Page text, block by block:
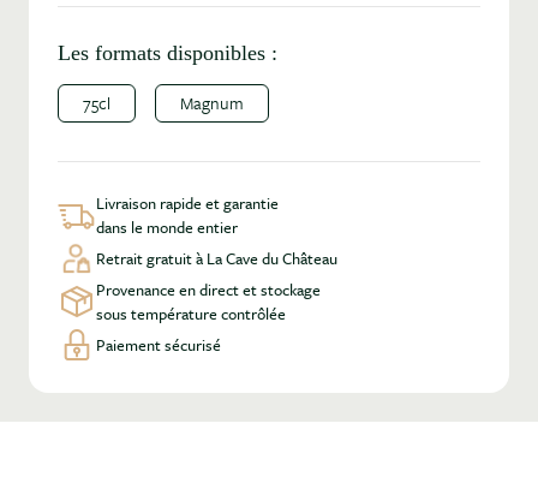
Les formats disponibles :
75cl Magnum
Livraison rapide et garantie
dans le monde entier
Retrait gratuit à La Cave du Château
Provenance en direct et stockage
sous température contrôlée
Paiement sécurisé